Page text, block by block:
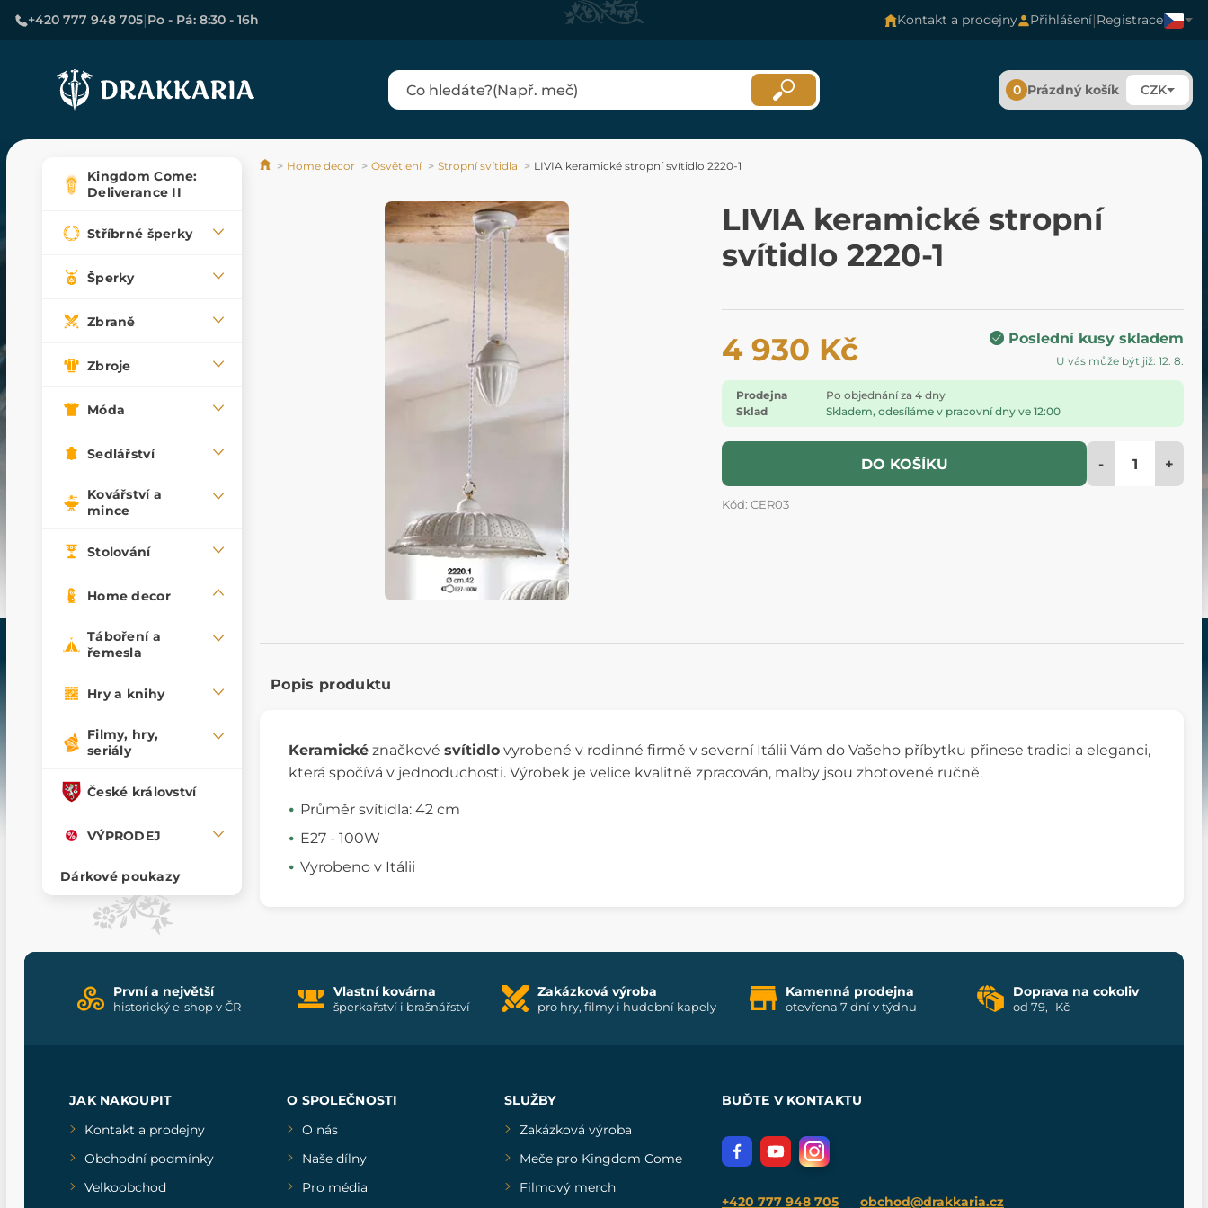
+420 777 948 705|Po - Pá: 8:30 - 16h Kontakt a prodejny Přihlášení|Registrace
0 Prázdný košík CZK
Kingdom Come:
Deliverance II
Stříbrné šperky
Šperky
Zbraně
Zbroje
Móda
Sedlářství
Kovářství a
mince
Stolování
Home decor
Táboření a
řemesla
Hry a knihy
Filmy, hry,
seriály
České království
VÝPRODEJ
Dárkové poukazy
Home decor Osvětlení Stropní svítidla LIVIA keramické stropní svítidlo 2220-1
LIVIA keramické stropní
svítidlo 2220-1
4 930 Kč Poslední kusy skladem
U vás může být již: 12. 8.
Prodejna
Po objednání za 4 dny
Sklad
Skladem, odesíláme v pracovní dny ve 12:00
DO KOŠÍKU - +
Kód: CER03
Popis produktu
Keramické značkové svítidlo vyrobené v rodinné firmě v severní Itálii Vám do Vašeho příbytku přinese tradici a eleganci,
která spočívá v jednoduchosti. Výrobek je velice kvalitně zpracován, malby jsou zhotovené ručně.
Průměr svítidla: 42 cm
E27 - 100W
Vyrobeno v Itálii
První a největší
historický e-shop v ČR
Vlastní kovárna
šperkařství i brašnářství
Zakázková výroba
pro hry, filmy i hudební kapely
Kamenná prodejna
otevřena 7 dní v týdnu
Doprava na cokoliv
od 79,- Kč
JAK NAKOUPIT
Kontakt a prodejny
Obchodní podmínky
Velkoobchod
O SPOLEČNOSTI
O nás
Naše dílny
Pro média
SLUŽBY
Zakázková výroba
Meče pro Kingdom Come
Filmový merch
BUĎTE V KONTAKTU
+420 777 948 705 obchod@drakkaria.cz